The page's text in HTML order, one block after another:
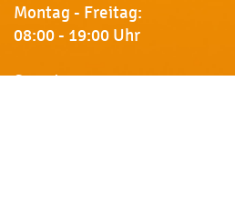
Montag - Freitag:
08:00 - 19:00 Uhr
Samstag: